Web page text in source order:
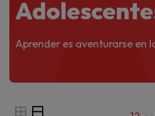
Aprender es aventurarse en